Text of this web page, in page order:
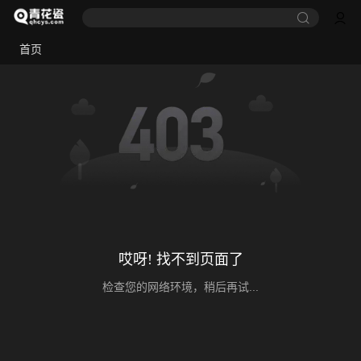
首页
哎呀! 找不到页面了
检查您的网络环境，稍后再试...